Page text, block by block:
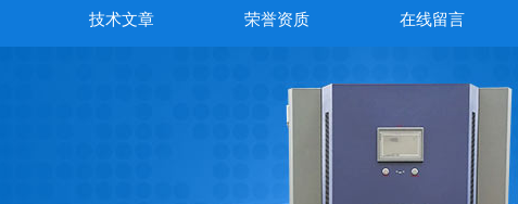
技术文章 荣誉资质 在线留言